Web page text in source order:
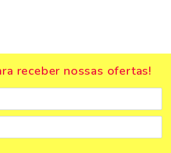
receber nossas ofertas!